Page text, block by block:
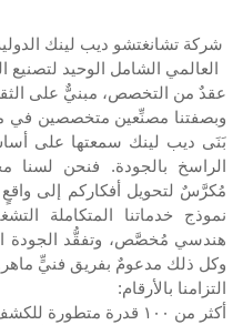
شركة تشانغتشو ديب لينك
العالمي الشامل الوحيد لتصنيع
عقدٌ من التخصص، مبنيٌّ على
بَنَى ديب لينك سمعتها على أساس
الراسخ بالجودة. فنحن لسنا
مُكرَّسٌ لتحويل أفكاركم إلى
نموذج خدماتنا المتكاملة
هندسي مُخصَّص، وتفقُّد الجودة
وكل ذلك مدعومٌ بفريق فنيٍّ
التزامنا بالأرقام:
أكثر من ١٠٠ قدرة متطورة للكشف تضمن جودةً لا تُقبل التنازل عنها.